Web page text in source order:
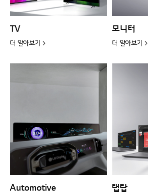
TV
더 알아보기 >
모니터
더 알아보기 >
Automotive 랩탑